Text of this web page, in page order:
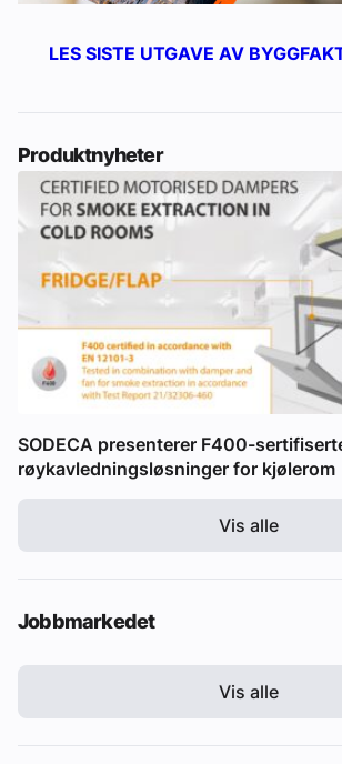
LES SISTE UTGAVE AV
Produktnyheter
SODECA presenterer F400-
røykavledningsløsninger for kjølerom
Vis alle
Jobbmarkedet
Vis alle